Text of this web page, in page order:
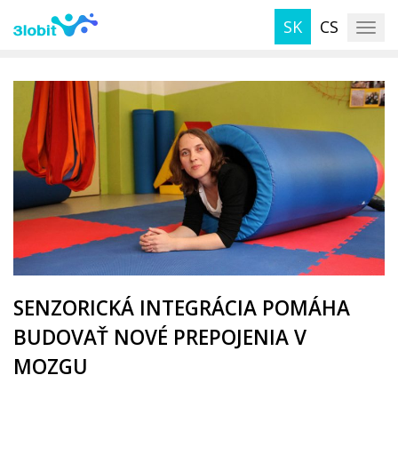
SK CS
SENZORICKÁ INTEGRÁCIA POMÁHA
BUDOVAŤ NOVÉ PREPOJENIA V
MOZGU